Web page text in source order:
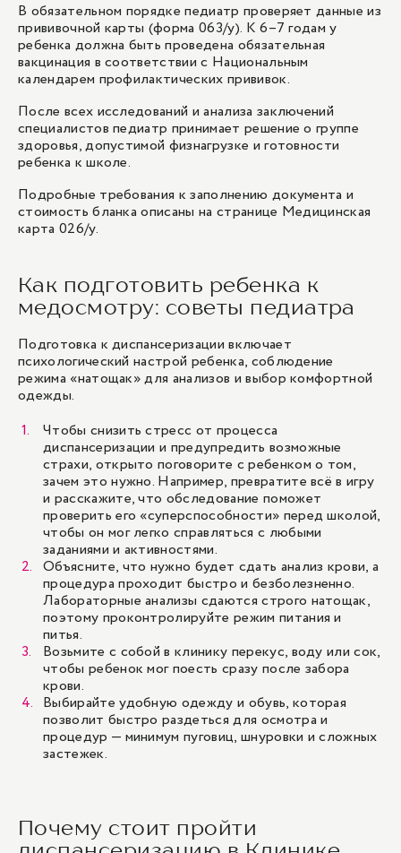
В обязательном порядке педиатр проверяет данные из
прививочной карты (форма 063/у). К 6–7 годам у
ребенка должна быть проведена обязательная
вакцинация в соответствии с Национальным
календарем профилактических прививок.
После всех исследований и анализа заключений
специалистов педиатр принимает решение о группе
здоровья, допустимой физнагрузке и готовности
ребенка к школе.
Подробные требования к заполнению документа и
стоимость бланка описаны на странице Медицинская
карта 026/у.
Как подготовить ребенка к
медосмотру: советы педиатра
Подготовка к диспансеризации включает
психологический настрой ребенка, соблюдение
режима «натощак» для анализов и выбор комфортной
одежды.
Чтобы снизить стресс от процесса
диспансеризации и предупредить возможные
страхи, открыто поговорите с ребенком о том,
зачем это нужно. Например, превратите всё в игру
и расскажите, что обследование поможет
проверить его «суперспособности» перед школой,
чтобы он мог легко справляться с любыми
заданиями и активностями.
Объясните, что нужно будет сдать анализ крови, а
процедура проходит быстро и безболезненно.
Лабораторные анализы сдаются строго натощак,
поэтому проконтролируйте режим питания и
питья.
Возьмите с собой в клинику перекус, воду или сок,
чтобы ребенок мог поесть сразу после забора
крови.
Выбирайте удобную одежду и обувь, которая
позволит быстро раздеться для осмотра и
процедур — минимум пуговиц, шнуровки и сложных
застежек.
Почему стоит пройти